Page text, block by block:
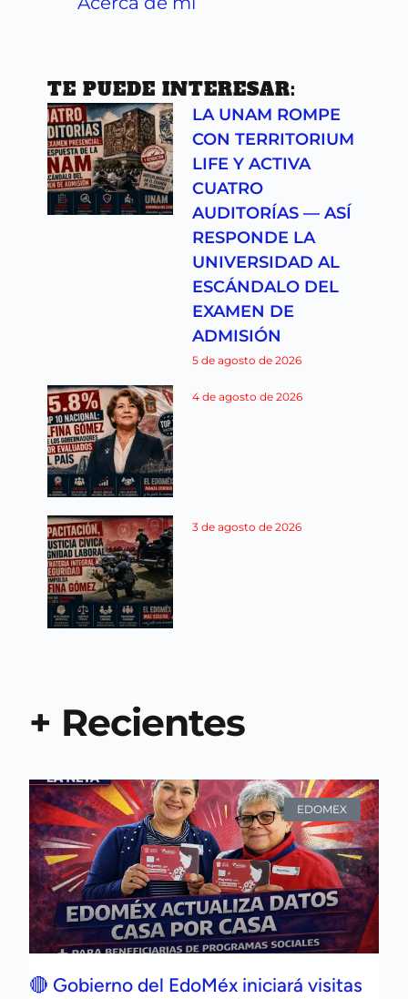
TE PUEDE INTERESAR:
LA UNAM ROMPE
CON TERRITORIUM
LIFE Y ACTIVA
CUATRO
AUDITORÍAS — ASÍ
RESPONDE LA
UNIVERSIDAD AL
ESCÁNDALO DEL
EXAMEN DE
ADMISIÓN
5 de agosto de 2026
4 de agosto de 2026
3 de agosto de 2026
+ Recientes
EDOMEX
🔴 Gobierno del EdoMéx iniciará visitas